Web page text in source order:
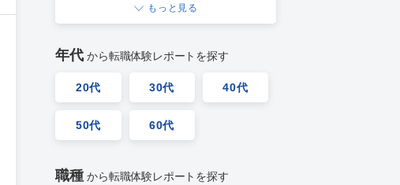
もっと見る
年代 から転職体験レポートを探す
20代 30代 40代
50代 60代
職種 から転職体験レポートを探す